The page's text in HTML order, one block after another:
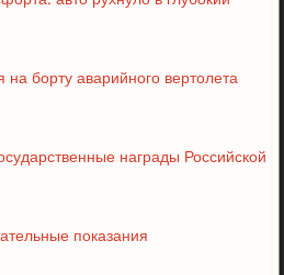
борту аварийного вертолета
награды Российской
показания